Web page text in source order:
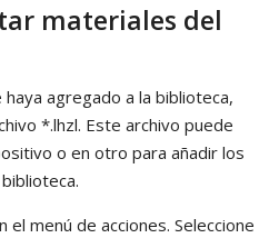
materiales del
agregado a la biblioteca,
*.lhzl. Este archivo puede
o en otro para añadir los
el menú de acciones. Seleccione